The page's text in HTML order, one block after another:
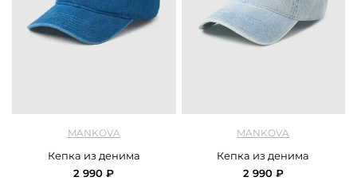
MANKOVA
Кепка из денима
2 990 ₽
MANKOVA
Кепка из денима
2 990 ₽